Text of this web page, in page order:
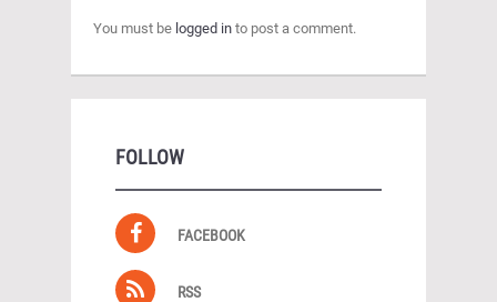
You must be logged in to post a comment.
FOLLOW
FACEBOOK
RSS